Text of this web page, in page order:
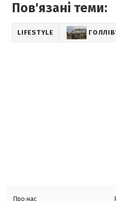
Пов'язані теми:
LIFESTYLE
Про нас